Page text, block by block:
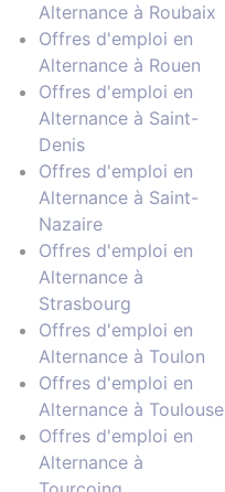
Alternance à Roubaix
Offres d'emploi en
Alternance à Rouen
Offres d'emploi en
Alternance à Saint-
Denis
Offres d'emploi en
Alternance à Saint-
Nazaire
Offres d'emploi en
Alternance à
Strasbourg
Offres d'emploi en
Alternance à Toulon
Offres d'emploi en
Alternance à Toulouse
Offres d'emploi en
Alternance à